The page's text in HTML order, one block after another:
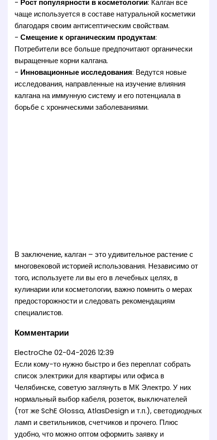
- Рост популярности в косметологии: Калган все
чаще используется в составе натуральной косметики
благодаря своим антисептическим свойствам.
-Смещение к органическим продуктам:
Потребители все больше предпочитают органически
выращенные корни калгана.
- Инновационные исследования: Ведутся новые
исследования, направленные на изучение влияния
калгана на иммунную систему и его потенциала в
борьбе с хроническими заболеваниями.
В заключение, калган – это удивительное растение с
многовековой историей использования. Независимо от
того, используете ли вы его в лечебных целях, в
кулинарии или косметологии, важно помнить о мерах
предосторожности и следовать рекомендациям
специалистов.
Комментарии
ElectroChe 02-04-2026 12:39
Если кому-то нужно быстро и без переплат собрать
список электрики для квартиры или офиса в
Челябинске, советую заглянуть в МК Электро. У них
нормальный выбор кабеля, розеток, выключателей
(тот же SchE Glossa, AtlasDesign и т.п.), светодиодных
ламп и светильников, счетчиков и прочего. Плюс
удобно, что можно оптом оформить заявку и